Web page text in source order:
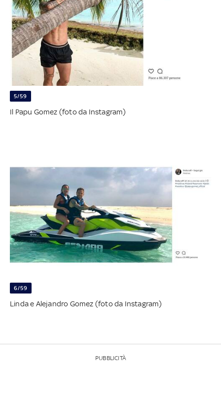
5/59
Il Papu Gomez (foto da Instagram)
6/59
Linda e Alejandro Gomez (foto da Instagram)
PUBBLICITÀ